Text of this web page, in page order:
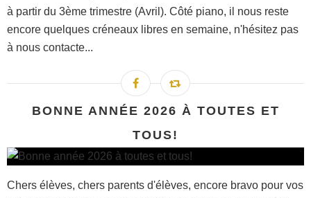
à partir du 3ème trimestre (Avril). Côté piano, il nous reste
encore quelques créneaux libres en semaine, n'hésitez pas
à nous contacte...
BONNE ANNÉE 2026 À TOUTES ET
TOUS!
Chers élèves, chers parents d'élèves, encore bravo pour vos